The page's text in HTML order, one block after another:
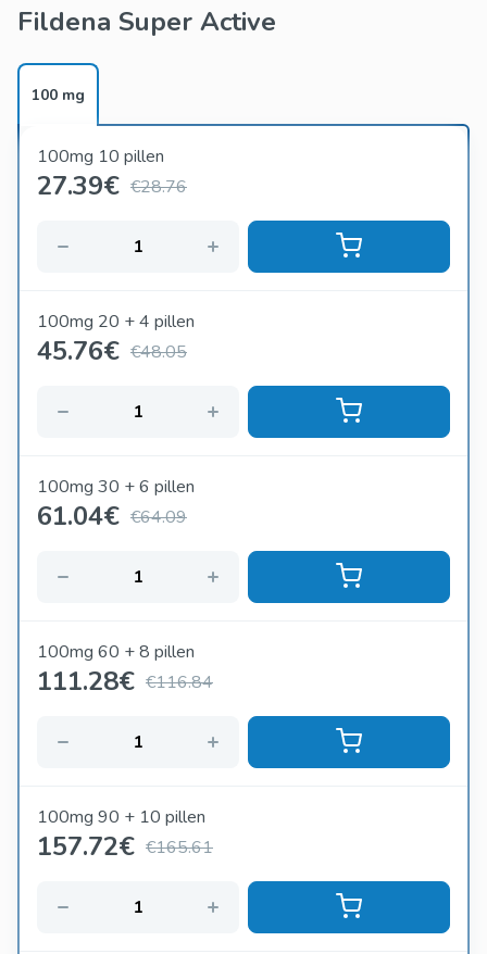
Fildena Super Active
100 mg
100mg 10 pillen
27.39€ €28.76
100mg 20 + 4 pillen
45.76€ €48.05
100mg 30 + 6 pillen
61.04€ €64.09
100mg 60 + 8 pillen
111.28€ €116.84
100mg 90 + 10 pillen
157.72€ €165.61